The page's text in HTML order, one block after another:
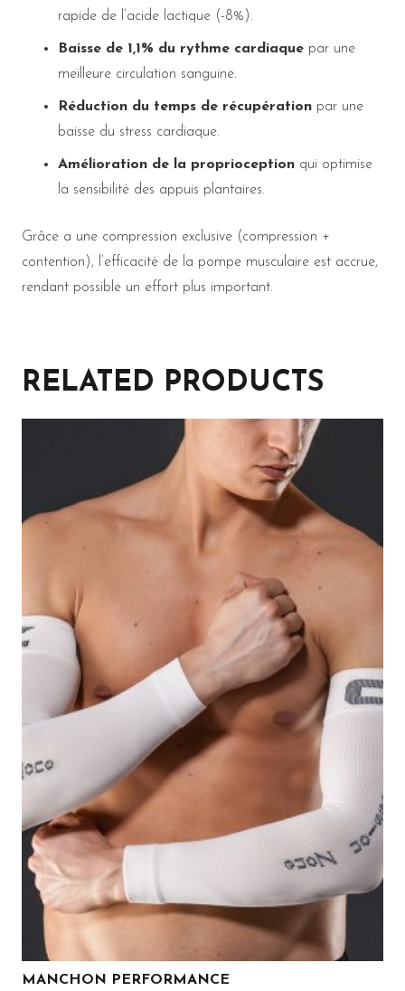
rapide de l’acide lactique (-8%).
Baisse de 1,1% du rythme cardiaque par une
meilleure circulation sanguine.
Réduction du temps de récupération par une
baisse du stress cardiaque.
Amélioration de la proprioception qui optimise
la sensibilité des appuis plantaires.
Grâce a une compression exclusive (compression +
contention), l’efficacité de la pompe musculaire est accrue,
rendant possible un effort plus important.
RELATED PRODUCTS
MANCHON PERFORMANCE